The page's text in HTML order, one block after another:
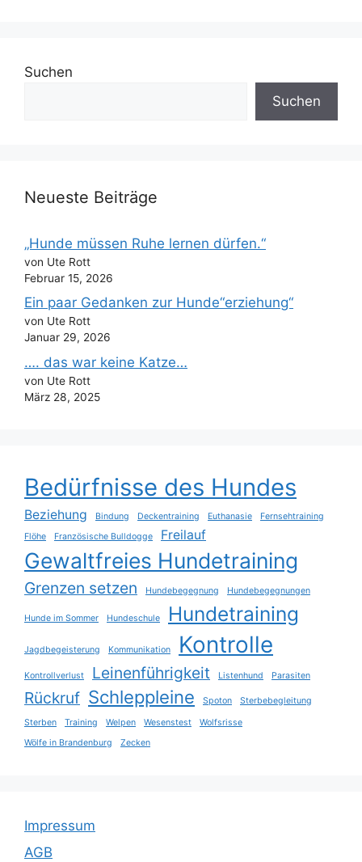
k
Suchen
Suchen
Neueste Beiträge
„Hunde müssen Ruhe lernen dürfen.“
von Ute Rott
Februar 15, 2026
Ein paar Gedanken zur Hunde“erziehung“
von Ute Rott
Januar 29, 2026
…. das war keine Katze…
von Ute Rott
März 28, 2025
Bedürfnisse des Hundes
Beziehung Bindung Deckentraining Euthanasie
Fernsehtraining
Flöhe
Französische Bulldogge Freilauf
Gewaltfreies Hundetraining
Grenzen setzen Hundebegegnung Hundebegegnungen
Hunde im Sommer Hundeschule Hundetraining
Jagdbegeisterung Kommunikation Kontrolle
Kontrollverlust Leinenführigkeit Listenhund Parasiten
Rückruf Schleppleine Spoton Sterbebegleitung
Sterben Training Welpen Wesenstest
Wolfsrisse
Wölfe in Brandenburg
Zecken
Impressum
AGB